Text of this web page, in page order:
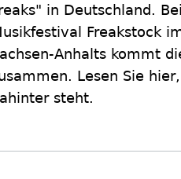
in Deutschland.
Freakstock
Anhalts kommt
Lesen Sie
steht.